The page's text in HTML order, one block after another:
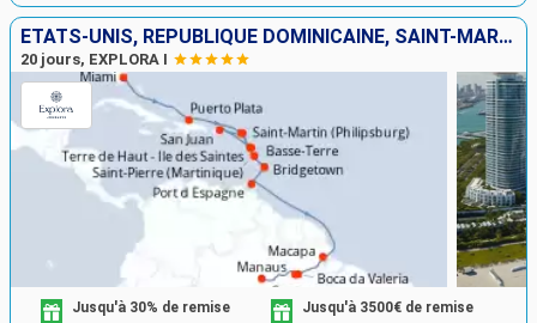
ÉTATS-UNIS, RÉPUBLIQUE DOMINICAINE, SAINT-MARTIN, GUADELOUPE, PORTO RICO, FRANCE, MARTINIQUE, BARBADE, TRINITÉ-ET-TOBAGO, BRÉSIL
20 jours, EXPLORA I
Jusqu'à 30% de remise Jusqu'à 3500€ de remise